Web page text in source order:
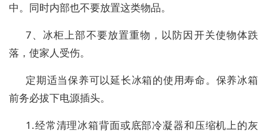
中。同时内部也不要放置这类物品。
7、冰柜上部不要放置重物，以防因开关使物体跌
落，使家人受伤。
定期适当保养可以延长冰箱的使用寿命。保养冰箱
前务必拔下电源插头。
1.经常清理冰箱背面或底部冷凝器和压缩机上的灰